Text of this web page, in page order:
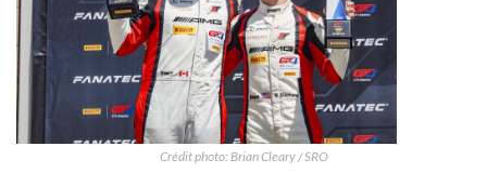
Crédit photo: Brian Cleary / SRO